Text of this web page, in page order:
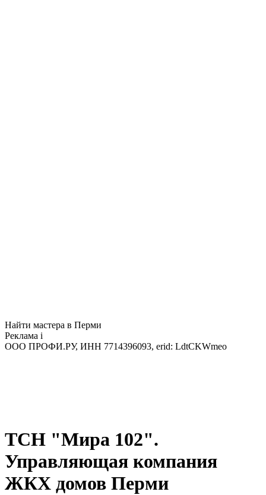
Найти мастера в Перми
Реклама i
ООО ПРОФИ.РУ, ИНН 7714396093, erid: LdtCKWmeo
ТСН "Мира 102".
Управляющая компания
ЖКХ домов Перми